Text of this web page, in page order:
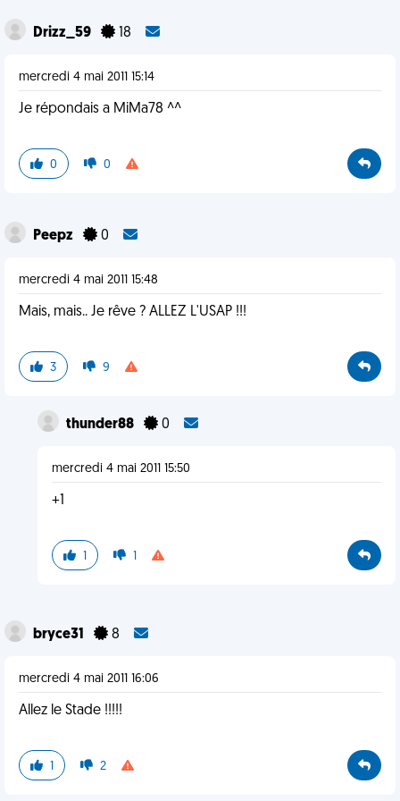
Drizz_59 18
mercredi 4 mai 2011 15:14
Je répondais a MiMa78 ^^
0 0
Peepz 0
mercredi 4 mai 2011 15:48
Mais, mais.. Je rêve ? ALLEZ L'USAP !!!
3 9
thunder88 0
mercredi 4 mai 2011 15:50
+1
1 1
bryce31 8
mercredi 4 mai 2011 16:06
Allez le Stade !!!!!
1 2